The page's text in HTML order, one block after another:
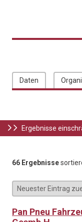
Daten
Ergebnisse
66 Ergebnisse
Pan Pneu